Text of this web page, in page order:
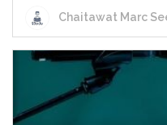
Chaitawat Marc